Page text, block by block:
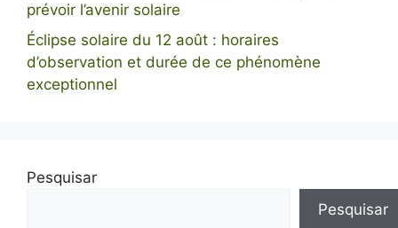
prévoir l’avenir solaire
Éclipse solaire du 12 août : horaires
d’observation et durée de ce phénomène
exceptionnel
Pesquisar
Pesquisar